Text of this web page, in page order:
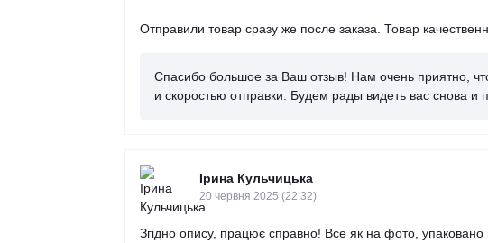
Отправили товар сразу же после заказа. Товар
Спасибо большое за Ваш отзыв! Нам очень приятно,
и скоростью отправки. Будем рады видеть вас снова
Ірина Кульчицька
20 червня 2025 (22:32)
Згідно опису, працює справно! Все як на фото,